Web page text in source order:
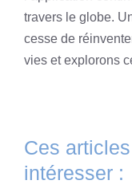
travers le globe.
cesse de
vies et explorons
Ces
intéresser :